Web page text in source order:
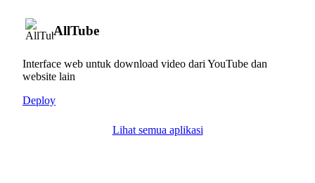
AllTube
Interface web untuk download video dari YouTube dan
website lain
Deploy
Lihat semua aplikasi